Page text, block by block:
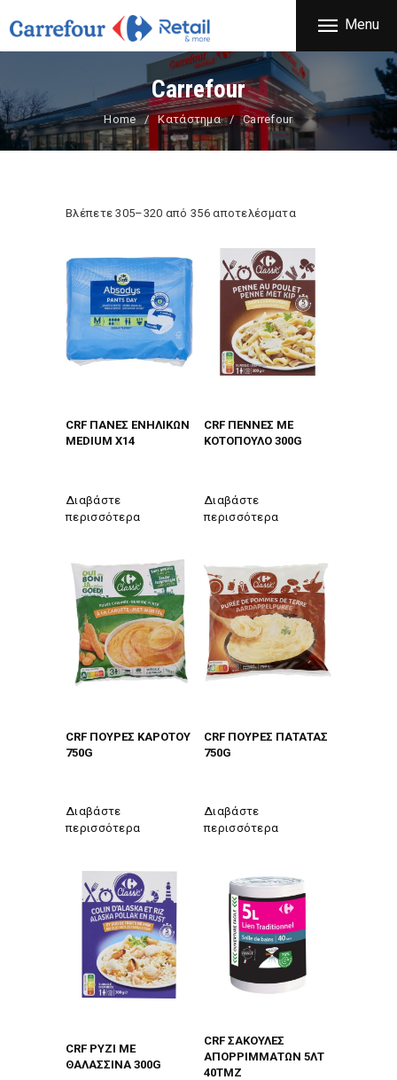
Menu
Carrefour
Home Κατάστημα Carrefour
CARREFOUR
Χονδρικό εμπόριο προϊόντων ευρείας κατανάλωσης
ΕΤΑΙΡΕΙΑ
ΠΡΟΪΟΝΤΑ
ΚΑΤΑΣΤΗΜΑΤΑ
ΠΡΟΣΦΟΡΕΣ
FRANCHISE
ΕΠΙΚΟΙΝΩΝΙΑ
Βλέπετε 305–320 από 356 αποτελέσματα
CRF ΠΑΝΕΣ ΕΝΗΛΙΚΩΝ
MEDIUM X14
Διαβάστε
περισσότερα
CRF ΠΕΝΝΕΣ ΜΕ
ΚΟΤΟΠΟΥΛΟ 300G
Διαβάστε
περισσότερα
CRF ΠΟΥΡΕΣ ΚΑΡΟΤΟΥ
750G
Διαβάστε
περισσότερα
CRF ΠΟΥΡΕΣ ΠΑΤΑΤΑΣ
750G
Διαβάστε
περισσότερα
CRF ΡΥΖΙ ΜΕ
ΘΑΛΑΣΣΙΝΑ 300G
CRF ΣΑΚΟΥΛΕΣ
ΑΠΟΡΡΙΜΜΑΤΩΝ 5ΛΤ
40ΤΜΖ